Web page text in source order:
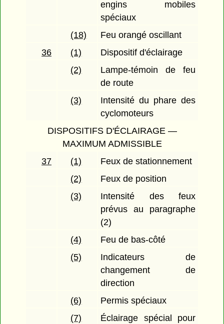
engins mobiles
spéciaux
(18)
Feu orangé oscillant
36
(1)
Dispositif d'éclairage
(2)
Lampe-témoin de feu
de route
(3)
Intensité du phare des
cyclomoteurs
DISPOSITIFS D'ÉCLAIRAGE —
MAXIMUM ADMISSIBLE
37
(1)
Feux de stationnement
(2)
Feux de position
(3)
Intensité des feux
prévus au paragraphe
(2)
(4)
Feu de bas-côté
(5)
Indicateurs de
changement de
direction
(6)
Permis spéciaux
(7)
Éclairage spécial pour